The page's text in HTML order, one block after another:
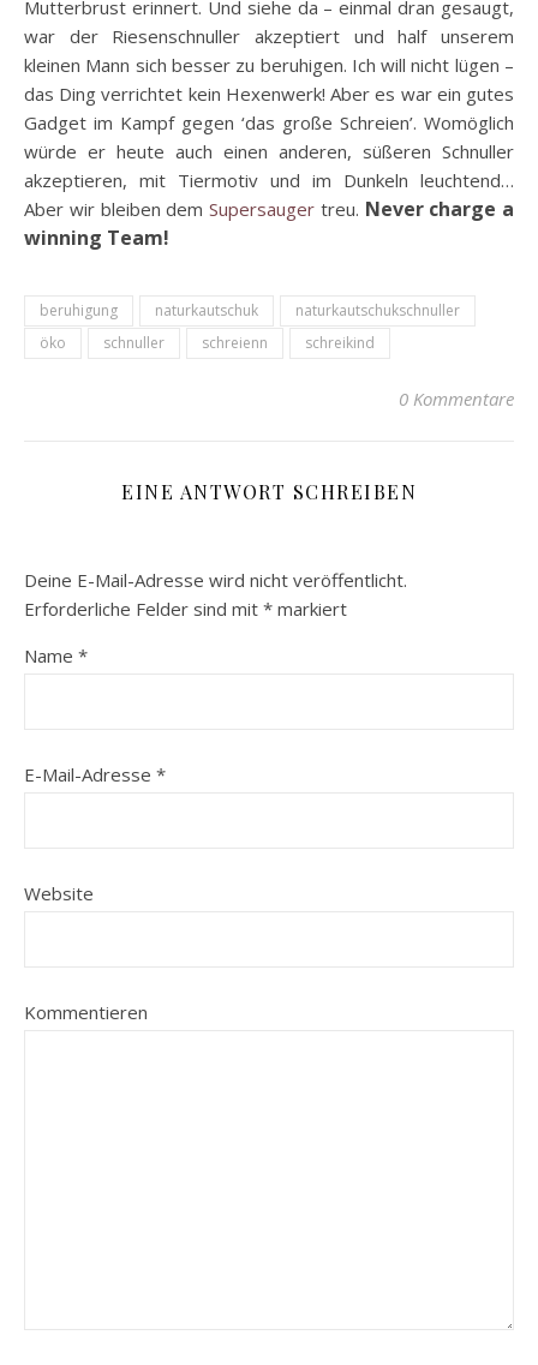
Mutterbrust erinnert. Und siehe da – einmal dran gesaugt,
war der Riesenschnuller akzeptiert und half unserem
kleinen Mann sich besser zu beruhigen. Ich will nicht lügen –
das Ding verrichtet kein Hexenwerk! Aber es war ein gutes
Gadget im Kampf gegen ‘das große Schreien’. Womöglich
würde er heute auch einen anderen, süßeren Schnuller
akzeptieren, mit Tiermotiv und im Dunkeln leuchtend…
Aber wir bleiben dem Supersauger treu. Never charge a
winning Team!
beruhigung naturkautschuk
naturkautschukschnuller
öko
schnuller schreienn schreikind
0 Kommentare
EINE ANTWORT SCHREIBEN
Deine E-Mail-Adresse wird nicht veröffentlicht.
Erforderliche Felder sind mit * markiert
Name *
E-Mail-Adresse *
Website
Kommentieren